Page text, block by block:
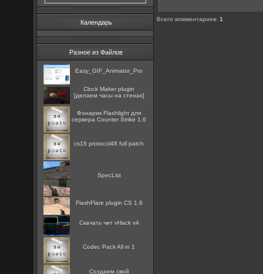
Календарь
Разное из Файлов
Easy_GIF_Animator_Pro
Clock Maker plugin
[делаем часы на стенах]
Фонарик Flashlight для
сервера Counter Strike 1.6
cs16 protocol48 full patch
SpecList
FlashFlare plugin CS 1.6
Скачать чит vHack v4
Codec Pack All in 1
Создаем свой
Всего комментариев:1